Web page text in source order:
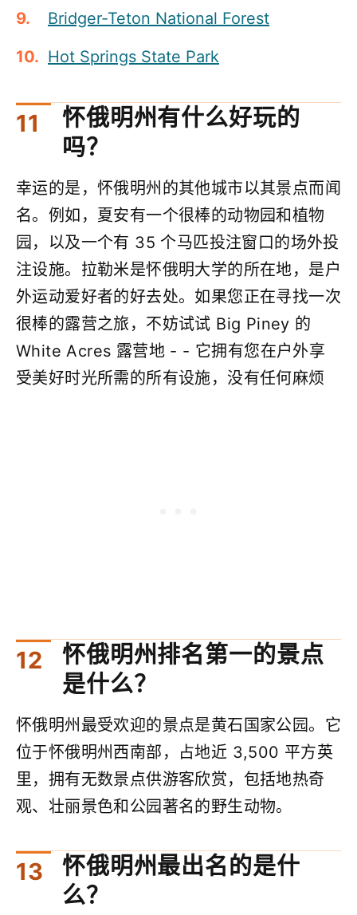
Bridger-Teton National Forest
Hot Springs State Park
怀俄明州有什么好玩的
吗？
幸运的是，怀俄明州的其他城市以其景点而闻
名。例如，夏安有一个很棒的动物园和植物
园，以及一个有 35 个马匹投注窗口的场外投
注设施。拉勒米是怀俄明大学的所在地，是户
外运动爱好者的好去处。如果您正在寻找一次
很棒的露营之旅，不妨试试 Big Piney 的
White Acres 露营地 - - 它拥有您在户外享
受美好时光所需的所有设施，没有任何麻烦
怀俄明州排名第一的景点
是什么？
怀俄明州最受欢迎的景点是黄石国家公园。它
位于怀俄明州西南部，占地近 3,500 平方英
里，拥有无数景点供游客欣赏，包括地热奇
观、壮丽景色和公园著名的野生动物。
怀俄明州最出名的是什
么？